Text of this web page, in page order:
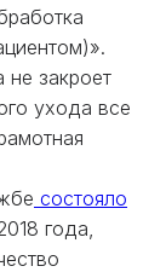
не закроет
ухода все
состояло
года,